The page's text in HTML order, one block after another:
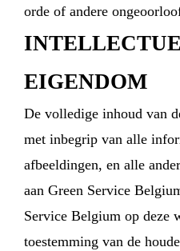
orde of andere
EIGENDOM
De volledige inhoud van
met inbegrip van alle
afbeeldingen, en alle
aan Green Service
Service Belgium op deze
toestemming van de